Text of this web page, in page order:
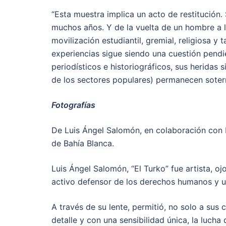
“Esta muestra implica un acto de
muchos años. Y de la vuelta de un hombre
movilización estudiantil, gremial, religiosa y
experiencias sigue siendo una cuestión
periodísticos e historiográficos, sus heridas
de los sectores populares) permanecen
Fotografías
De Luis Ángel Salomón, en colaboración
de Bahía Blanca.
Luis Ángel Salomón, “El Turko” fue artista,
activo defensor de los derechos humanos y
A través de su lente, permitió, no solo a sus
detalle y con una sensibilidad única, la